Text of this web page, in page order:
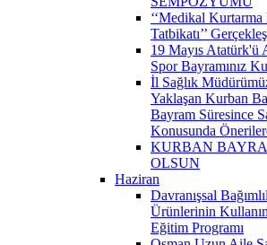
‘‘Medikal
Tatbikatı’’
19 Mayıs Atatürk'ü
Spor Bayramınız
İl Sağlık
Yaklaşan Kurban
Bayram Süresince
Konusunda
KURBAN
OLSUN
Haziran
Davranışsal
Ürünlerinin
Eğitim Programı